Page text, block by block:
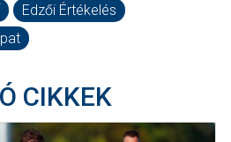
Edzői Értékelés
CIKKEK